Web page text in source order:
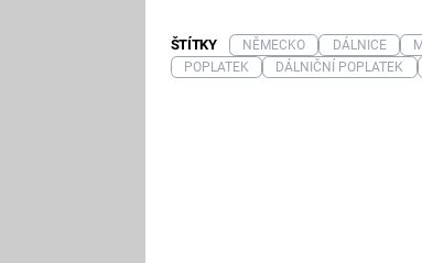
ŠTÍTKY NĚMECKO DÁLNICE
POPLATEK
DÁLNIČNÍ POPLATEK